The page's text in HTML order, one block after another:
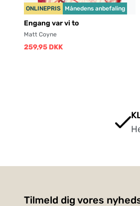
ONLINEPRIS Månedens anbefaling
Engang var vi to
Matt Coyne
259,95 DKK
Tilmeld dig vores